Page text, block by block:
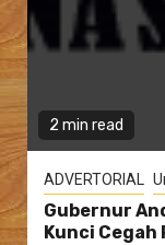
2 min read
ADVERTORIAL
Gubernur
Kunci Cegah